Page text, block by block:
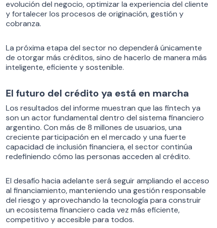
evolución del negocio, optimizar la experiencia del cliente
y fortalecer los procesos de originación, gestión y
cobranza.
La próxima etapa del sector no dependerá únicamente
de otorgar más créditos, sino de hacerlo de manera más
inteligente, eficiente y sostenible.
El futuro del crédito ya está en marcha
Los resultados del informe muestran que las fintech ya
son un actor fundamental dentro del sistema financiero
argentino. Con más de 8 millones de usuarios, una
creciente participación en el mercado y una fuerte
capacidad de inclusión financiera, el sector continúa
redefiniendo cómo las personas acceden al crédito.
El desafío hacia adelante será seguir ampliando el acceso
al financiamiento, manteniendo una gestión responsable
del riesgo y aprovechando la tecnología para construir
un ecosistema financiero cada vez más eficiente,
competitivo y accesible para todos.